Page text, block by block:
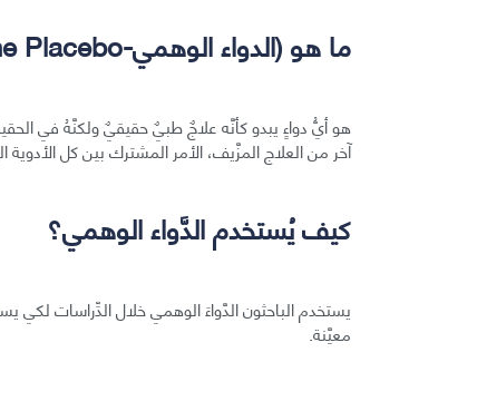
ما هو (الدواء الوهمي-The Placebo)؟
هو أيُّ دواءٍ يبدو كأنَّه علاجٌ طبيٌ حقيقيٌ ولكنَّهُ في
آخر من العلاج المزَّيف، الأمر المشترك بين كل
كيف يُستخدم الدَّواء الوهمي؟
يستخدم الباحثون الدَّواءَ الوهمي خلال الدِّراسات لكي
معيَّنة.